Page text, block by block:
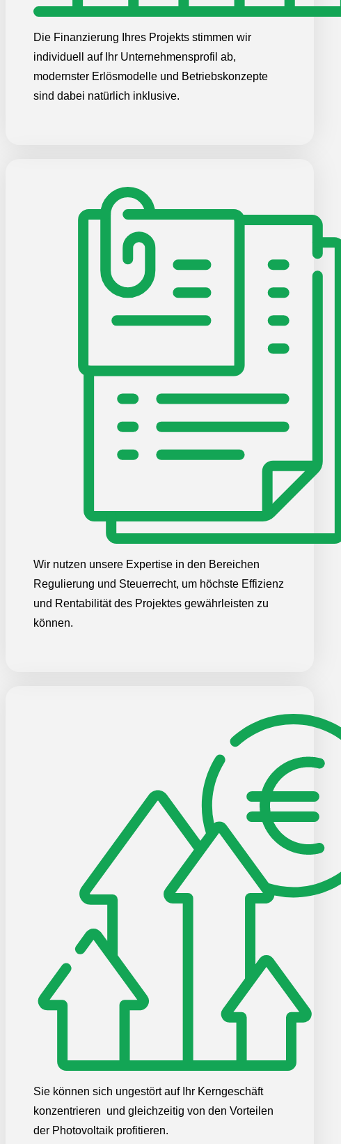
Die Finanzierung Ihres Projekts stimmen wir
individuell auf Ihr Unternehmensprofil ab,
modernster Erlösmodelle und Betriebskonzepte
sind dabei natürlich inklusive.
Wir nutzen unsere Expertise in den Bereichen
Regulierung und Steuerrecht, um höchste Effizienz
und Rentabilität des Projektes gewährleisten zu
können.
Sie können sich ungestört auf Ihr Kerngeschäft
konzentrieren und gleichzeitig von den Vorteilen
der Photovoltaik profitieren.